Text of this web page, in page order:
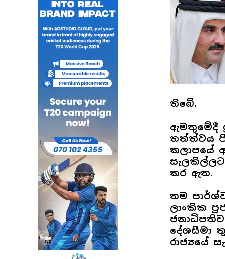
තිබේ.
ඇමතුමේදී
තත්ත්වය
කලාපයේ
කර ඇත.
තම
ලාංකික
දේශසීමා
රාජ්‍යයේ